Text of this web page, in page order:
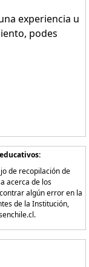
experiencia u
podes
de recopilación de
acerca de los
algún error en la
de la Institución,